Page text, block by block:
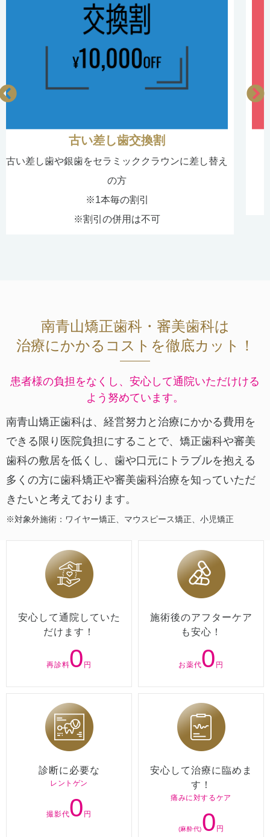
古い差し歯交換割
古い差し歯や銀歯をセラミッククラウンに差し替え
の方
※1本毎の割引
※割引の併用は不可
南青山矯正歯科・審美歯科は
治療にかかるコストを徹底カット！
患者様の負担をなくし、安心して通院いただけける
よう努めています。
南青山矯正歯科は、経営努力と治療にかかる費用を
できる限り医院負担にすることで、矯正歯科や審美
歯科の敷居を低くし、歯や口元にトラブルを抱える
多くの方に歯科矯正や審美歯科治療を知っていただ
きたいと考えております。
※対象外施術：ワイヤー矯正、マウスピース矯正、小児矯正
安心して通院していた
だけます！
再診料0 円
施術後のアフターケア
も安心！
お薬代0 円
診断に必要な
レントゲン
撮影代0 円
安心して治療に臨めま
す！
痛みに対するケア
(麻酔代)0 円